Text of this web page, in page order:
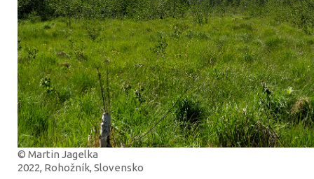
© Martin Jagelka
2022, Rohožník, Slovensko